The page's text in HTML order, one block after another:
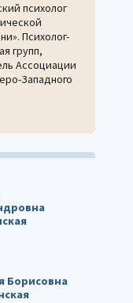
психолог
Психолог-
групп,
Ассоциации
Западного
Борисовна